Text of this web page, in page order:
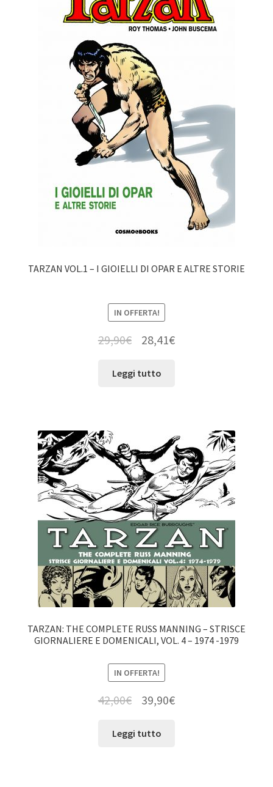
TARZAN VOL.1 – I GIOIELLI DI OPAR E ALTRE STORIE
IN OFFERTA!
29,90€ 28,41€
Leggi tutto
TARZAN: THE COMPLETE RUSS MANNING – STRISCE
GIORNALIERE E DOMENICALI, VOL. 4 – 1974 -1979
IN OFFERTA!
42,00€ 39,90€
Leggi tutto